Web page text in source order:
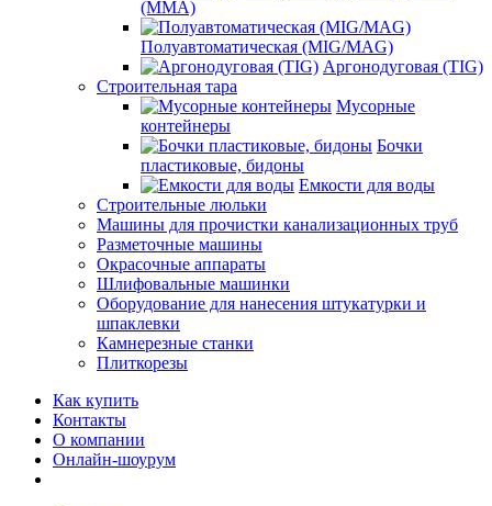
(MMA)
Полуавтоматическая (MIG/MAG)
Аргонодуговая (TIG)
Строительная тара
Мусорные
контейнеры
Бочки
пластиковые, бидоны
Емкости для воды
Строительные люльки
Машины для прочистки канализационных труб
Разметочные машины
Окрасочные аппараты
Шлифовальные машинки
Оборудование для нанесения штукатурки и
шпаклевки
Камнерезные станки
Плиткорезы
Как купить
Контакты
О компании
Онлайн-шоурум